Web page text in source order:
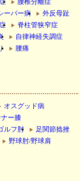
腰椎分離症
ーバー病
外反母趾
脊柱管狭窄症
自律神経失調症
腰痛
オスグッド病
ー膝
ルフ肘
足関節捻挫
野球肘/野球肩